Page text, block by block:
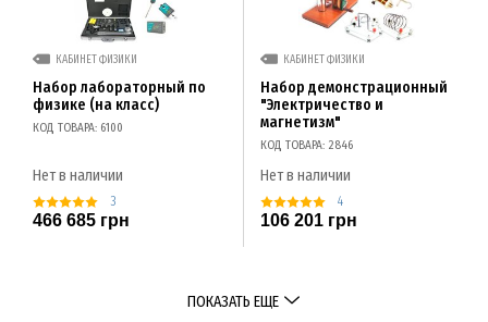
КАБИНЕТ ФИЗИКИ
Набор лабораторный по
физике (на класс)
КОД ТОВАРА: 6100
Нет в наличии
3
466 685 грн
КАБИНЕТ ФИЗИКИ
Набор демонстрационный
"Электричество и
магнетизм"
КОД ТОВАРА: 2846
Нет в наличии
4
106 201 грн
ПОКАЗАТЬ ЕЩЕ